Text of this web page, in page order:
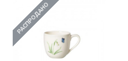
РАСПРОДАНО